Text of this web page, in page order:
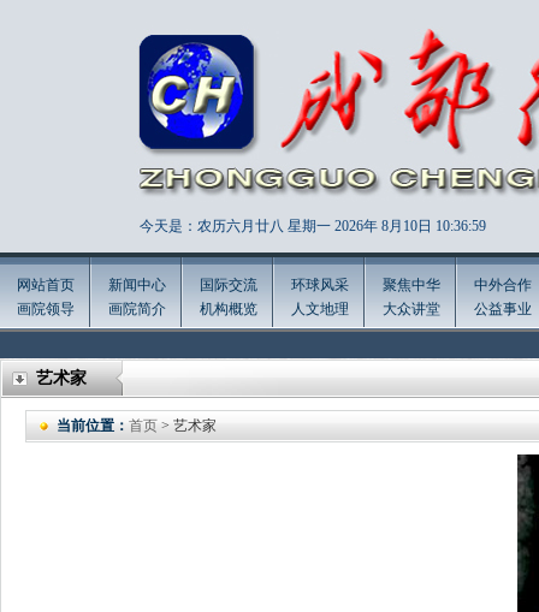
今天是：农历六月廿八 星期一 2026年 8月10日 10:37:0
网站首页
画院领导
新闻中心
画院简介
国际交流
机构概览
环球风采
人文地理
聚焦中华
大众讲堂
中外合作
公益事业
艺术家
当前位置： 首页 > 艺术家